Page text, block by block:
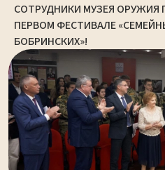
СОТРУДНИКИ МУЗЕЯ ОРУЖИЯ
ПЕРВОМ ФЕСТИВАЛЕ
БОБРИНСКИХ»!